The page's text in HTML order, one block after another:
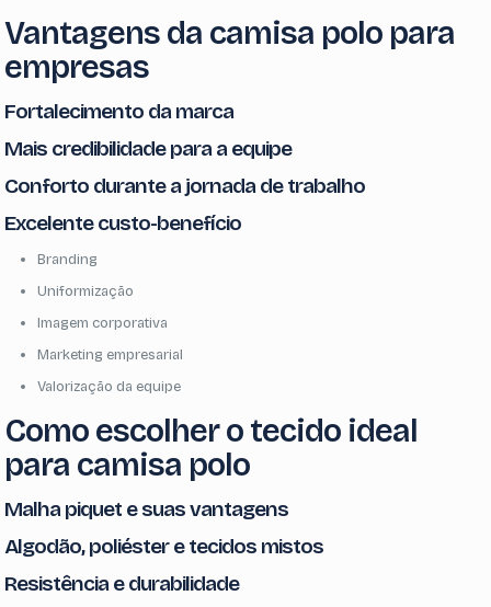
Vantagens da camisa polo para
empresas
Fortalecimento da marca
Mais credibilidade para a equipe
Conforto durante a jornada de trabalho
Excelente custo-benefício
Branding
Uniformização
Imagem corporativa
Marketing empresarial
Valorização da equipe
Como escolher o tecido ideal
para camisa polo
Malha piquet e suas vantagens
Algodão, poliéster e tecidos mistos
Resistência e durabilidade